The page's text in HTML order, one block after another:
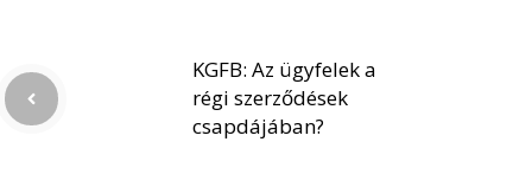
KGFB: Az ügyfelek a
régi szerződések
csapdájában?